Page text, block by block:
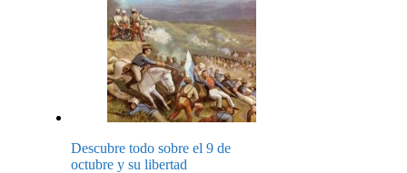
Descubre todo sobre el 9 de
octubre y su libertad